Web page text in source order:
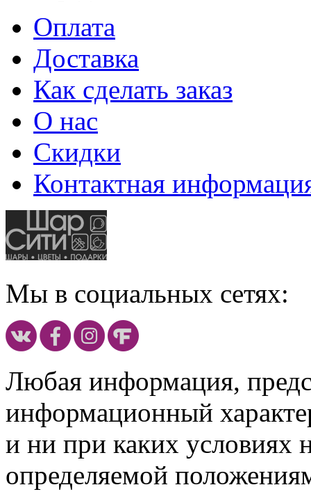
Оплата
Доставка
Как сделать заказ
О нас
Скидки
Контактная
Мы в социальных сетях:
Любая информация,
информационный
и ни при каких условиях
определяемой